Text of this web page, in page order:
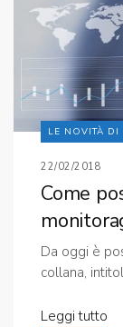
LE NOVITÀ DI
22/02/2018
Come
Da oggi è
collana,
Leggi tutto